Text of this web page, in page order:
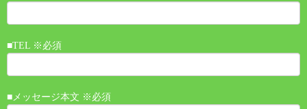
■TEL ※必須
■メッセージ本文 ※必須